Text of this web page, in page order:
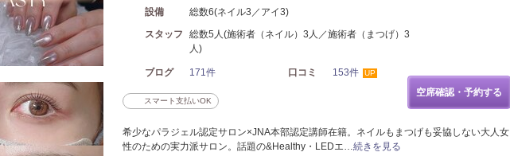
設備
総数6(ネイル3／アイ3)
スタッフ
総数5人(施術者（ネイル）3人／施術者（まつげ）3
人)
ブログ 171件 口コミ 153件 UP
スマート支払いOK
空席確認・予約する
希少なパラジェル認定サロン×JNA本部認定講師在籍。ネイルもまつげも妥協しない大人女
性のための実力派サロン。話題の&Healthy・LEDエ…続きを見る